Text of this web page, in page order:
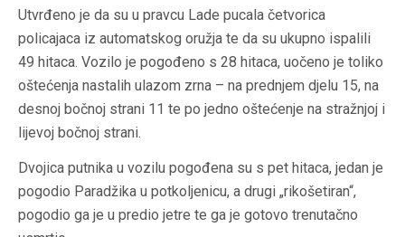
Utvrđeno je da su u pravcu Lade pucala četvorica
policajaca iz automatskog oružja te da su ukupno ispalili
49 hitaca. Vozilo je pogođeno s 28 hitaca, uočeno je toliko
oštećenja nastalih ulazom zrna – na prednjem djelu 15, na
desnoj bočnoj strani 11 te po jedno oštećenje na stražnjoj i
lijevoj bočnoj strani.
Dvojica putnika u vozilu pogođena su s pet hitaca, jedan je
pogodio Paradžika u potkoljenicu, a drugi „rikošetiran“,
pogodio ga je u predio jetre te ga je gotovo trenutačno